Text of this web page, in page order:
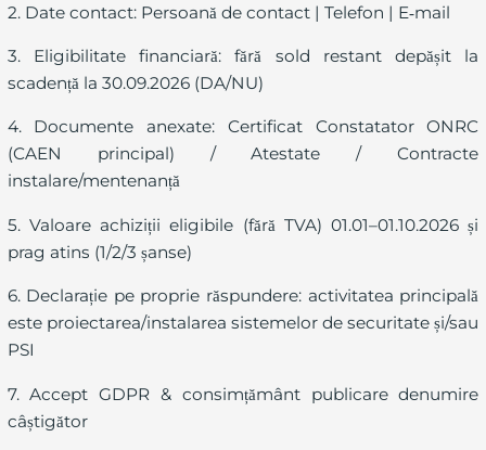
2. Date contact: Persoană de contact | Telefon | E‑mail
3. Eligibilitate financiară: fără sold restant depășit la
scadență la 30.09.2026 (DA/NU)
4. Documente anexate: Certificat Constatator ONRC
(CAEN principal) / Atestate / Contracte
instalare/mentenanță
5. Valoare achiziții eligibile (fără TVA) 01.01–01.10.2026 și
prag atins (1/2/3 șanse)
6. Declarație pe proprie răspundere: activitatea principală
este proiectarea/instalarea sistemelor de securitate și/sau
PSI
7. Accept GDPR & consimțământ publicare denumire
câștigător